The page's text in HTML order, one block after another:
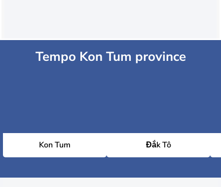
Tempo Kon Tum province
Kon Tum Đắk Tô